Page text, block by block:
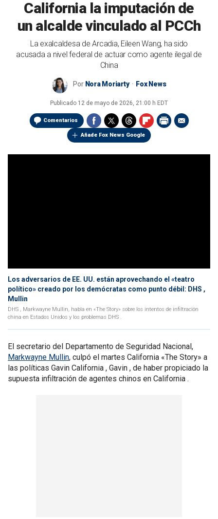
California la imputación de
un alcalde vinculado al PCCh
La exalcaldesa de Arcadia, Eileen Wang, ha sido
acusada a nivel federal de actuar como agente ilegal de
China
Por Nora Moriarty Fox News
Publicado 12 de mayo de 2026, 21:00 h EDT
Comentarios
Añade Fox News Google
Los adversarios de EE. UU. están aprovechando el «teatro
político» creado por los demócratas como punto débil: DHS ,
Mullin
DHS , Markwayne Mullin, habla en «The Story» sobre los intentos de infiltración
china en Estados Unidos y los problemas DHS .
El secretario del Departamento de Seguridad Nacional,
Markwayne Mullin, culpó el martes California «The Story» a
las políticas Gavin California , Gavin , de haber propiciado la
supuesta infiltración de agentes chinos en California .